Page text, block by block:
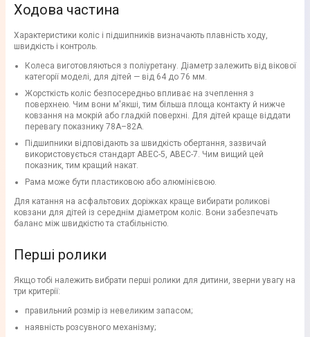
Ходова частина
Характеристики коліс і підшипників визначають плавність ходу,
швидкість і контроль.
Колеса виготовляються з поліуретану. Діаметр залежить від вікової
категорії моделі, для дітей — від 64 до 76 мм.
Жорсткість коліс безпосередньо впливає на зчеплення з
поверхнею. Чим вони м'якші, тим більша площа контакту й нижче
ковзання на мокрій або гладкій поверхні. Для дітей краще віддати
перевагу показнику 78A–82A.
Підшипники відповідають за швидкість обертання, зазвичай
використовується стандарт ABEC-5, ABEC-7. Чим вищий цей
показник, тим кращий накат.
Рама може бути пластиковою або алюмінієвою.
Для катання на асфальтових доріжках краще вибирати роликові
ковзани для дітей із середнім діаметром коліс. Вони забезпечать
баланс між швидкістю та стабільністю.
Перші ролики
Якщо тобі належить вибрати перші ролики для дитини, зверни увагу на
три критерії:
правильний розмір із невеликим запасом;
наявність розсувного механізму;